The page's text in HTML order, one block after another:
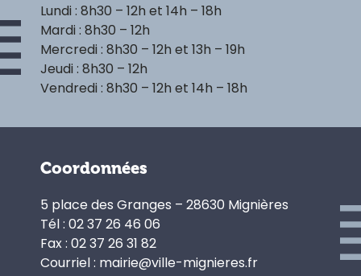
Lundi : 8h30 – 12h et 14h – 18h
Mardi : 8h30 – 12h
Mercredi : 8h30 – 12h et 13h – 19h
Jeudi : 8h30 – 12h
Vendredi : 8h30 – 12h et 14h – 18h
Coordonnées
5 place des Granges – 28630 Mignières
Tél : 02 37 26 46 06
Fax : 02 37 26 31 82
Courriel : mairie@ville-mignieres.fr